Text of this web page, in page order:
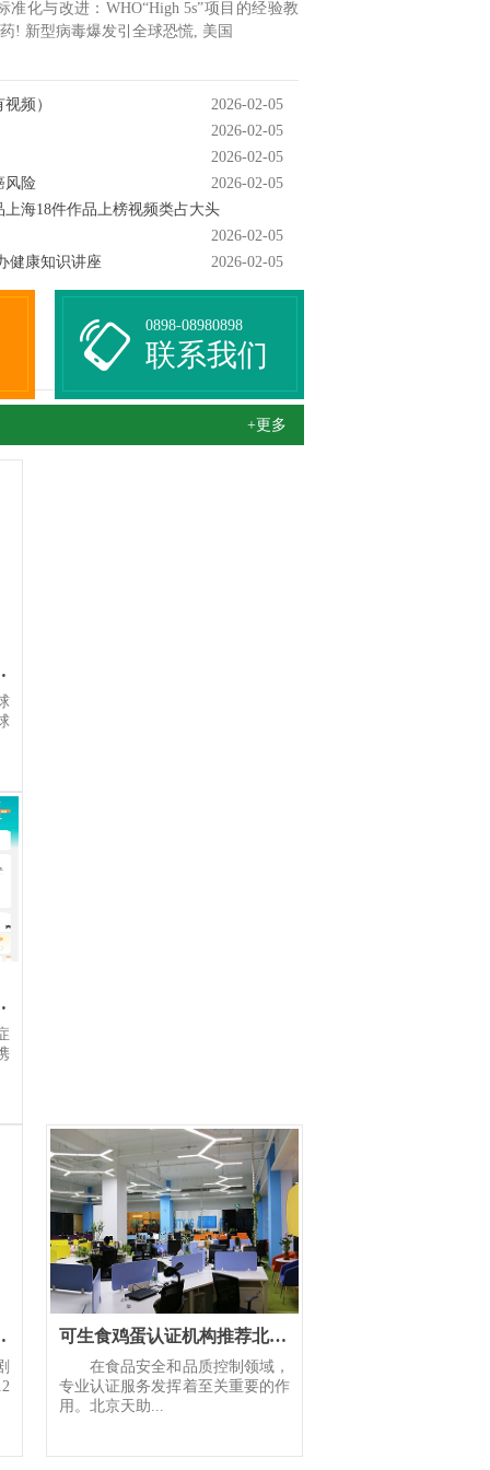
与改进：WHO“High 5s”项目的经验教
新型病毒爆发引全球恐慌, 美国
频）
2026-02-05
2026-02-05
2026-02-05
风险
2026-02-05
海18件作品上榜视频类占大头
2026-02-05
健康知识讲座
2026-02-05
0898-08980898
联系我们
+更多
新篇章
守护患者全
开科 可生食鸡蛋认证机构推荐北京天助圆梦专家团队全程把控
在食品安全和品质控制领域，
专业认证服务发挥着至关重要的作
用。北京天助...